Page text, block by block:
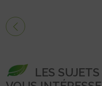
LES